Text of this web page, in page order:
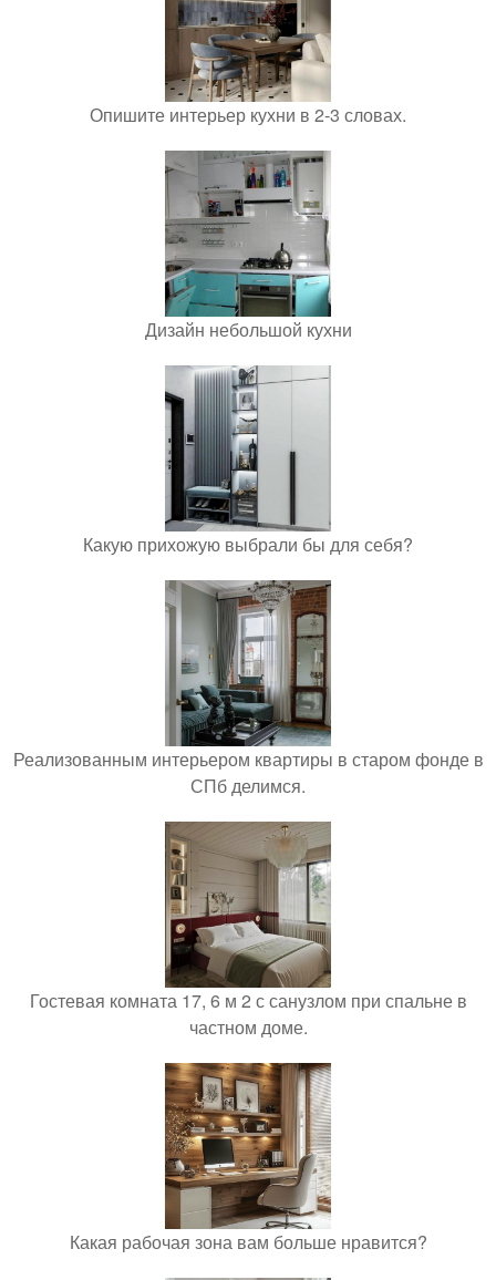
Опишите интерьер кухни в 2-3 словах.
Дизайн небольшой кухни
Какую прихожую выбрали бы для себя?
Реализованным интерьером квартиры в старом фонде в
СПб делимся.
Гостевая комната 17, 6 м 2 с санузлом при спальне в
частном доме.
Какая рабочая зона вам больше нравится?